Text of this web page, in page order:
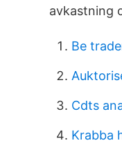
avkastning
Be
Cdts
Krabba